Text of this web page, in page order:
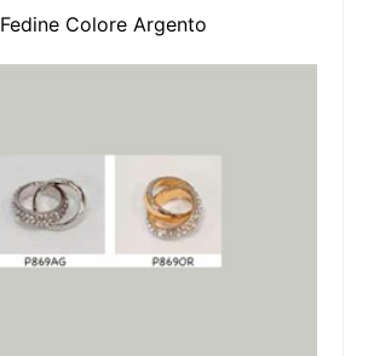
Fedine Colore Argento